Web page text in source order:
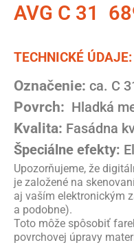
AVG C 31
TECHNICKÉ ÚDAJE:
Označenie: ca. C
Povrch: Hladká
Kvalita: Fasádna
Špeciálne efekty:
Upozorňujeme, že
je založené na
aj vaším elektronickým
a podobne).
Toto môže spôsobiť
povrchovej úpravy